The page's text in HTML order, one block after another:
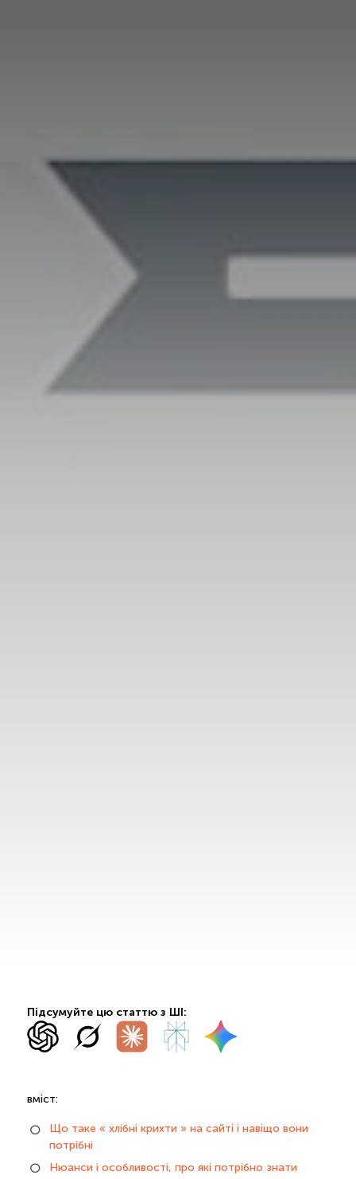
Підсумуйте цю статтю з ШІ:
вміст:
Що таке « хлібні крихти » на сайті і навіщо вони
потрібні
Нюанси і особливості, про які потрібно знати